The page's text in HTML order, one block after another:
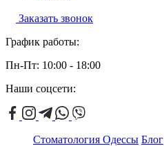
Заказать звонок
График работы:
Пн-Пт: 10:00 - 18:00
Наши соцсети:
Стоматология Одессы Блог